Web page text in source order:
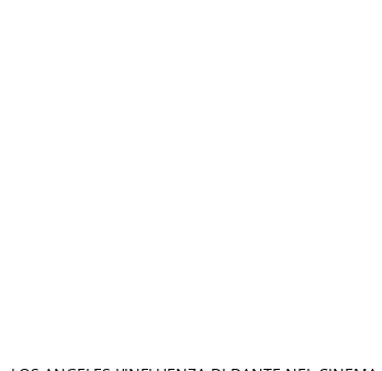
ALL'ESTERO